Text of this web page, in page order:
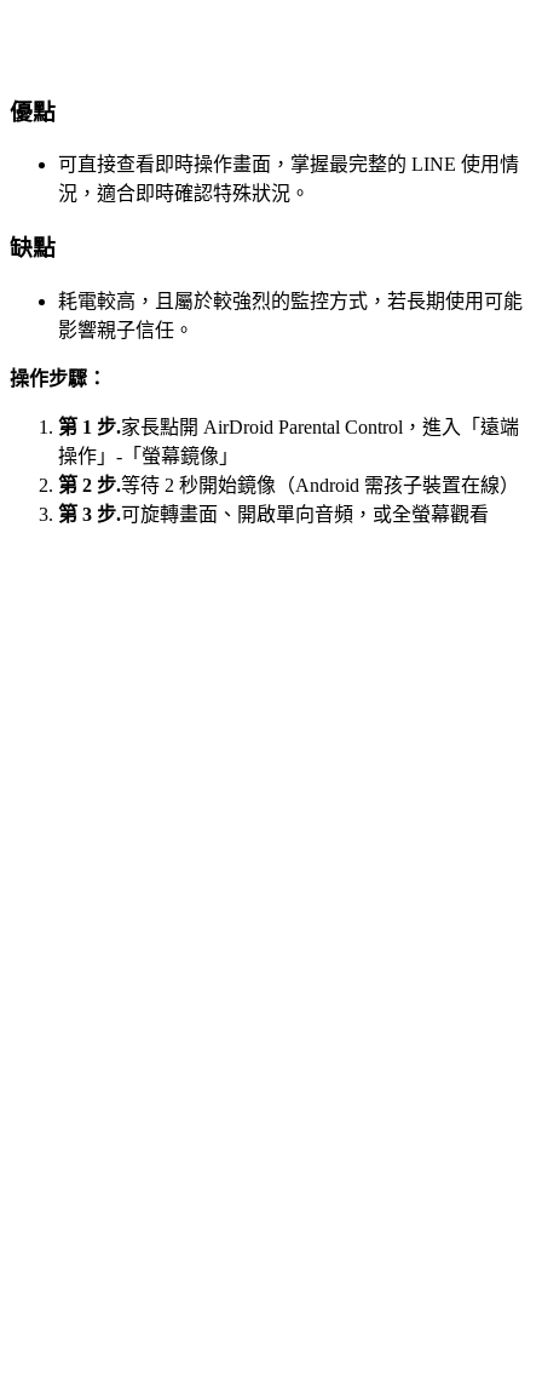
優點
可直接查看即時操作畫面，掌握最完整的 LINE 使用情
況，適合即時確認特殊狀況。
缺點
耗電較高，且屬於較強烈的監控方式，若長期使用可能
影響親子信任。
操作步驟：
第 1 步.家長點開 AirDroid Parental Control，進入「遠端
操作」-「螢幕鏡像」
第 2 步.等待 2 秒開始鏡像（Android 需孩子裝置在線）
第 3 步.可旋轉畫面、開啟單向音頻，或全螢幕觀看